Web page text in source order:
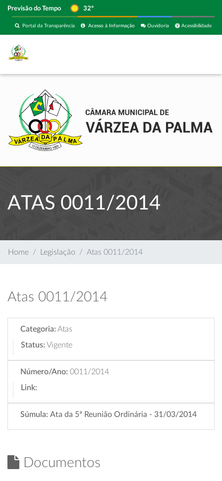
Previsão do Tempo 32º
Acessibilidade
Ouvidoria
Acesso à Informação
Portal da Transparência
ATAS 0011/2014
Home Legislação Atas 0011/2014
Atas 0011/2014
Categoria: Atas
Status: Vigente
Número/Ano: 0011/2014
Link:
Súmula: Ata da 5ª Reunião Ordinária - 31/03/2014
Documentos